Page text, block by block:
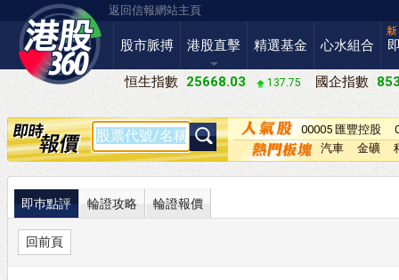
返回信報網站主頁
股市脈搏 港股直擊 精選基金 心水組合
恒生指數 25668.03 137.75 國企指數
00005 匯豐控股
汽車
金礦
即巿點評 輪證攻略 輪證報價
回前頁